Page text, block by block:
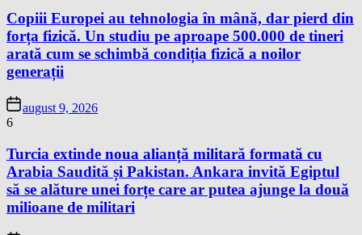
Copiii Europei au tehnologia în mână, dar pierd din
forța fizică. Un studiu pe aproape 500.000 de tineri
arată cum se schimbă condiția fizică a noilor
generații
august 9, 2026
6
Turcia extinde noua alianță militară formată cu
Arabia Saudită și Pakistan. Ankara invită Egiptul
să se alăture unei forțe care ar putea ajunge la două
milioane de militari